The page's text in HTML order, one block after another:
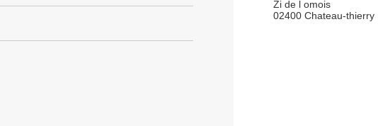
Zi de l omois
02400 Chateau-thierry